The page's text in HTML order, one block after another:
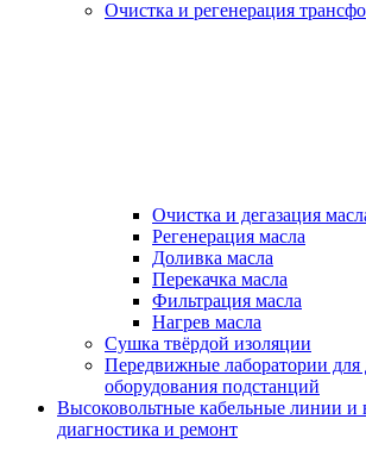
Очистка и регенерация
Очистка и дегазация
Регенерация масла
Доливка масла
Перекачка масла
Фильтрация масла
Нагрев масла
Сушка твёрдой изоляции
Передвижные лаборатории для
оборудования подстанций
Высоковольтные кабельные линии
диагностика и ремонт